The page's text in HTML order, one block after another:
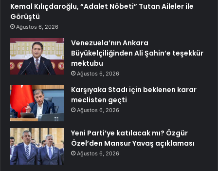
Kemal Kılıçdaroğlu, “Adalet Nöbeti” Tutan Aileler ile
Görüştü
Ağustos 6, 2026
Venezuela’nın Ankara
Büyükelçiliğinden Ali Şahin’e teşekkür
mektubu
Ağustos 6, 2026
Karşıyaka Stadı için beklenen karar
meclisten geçti
Ağustos 6, 2026
Yeni Parti’ye katılacak mı? Özgür
Özel’den Mansur Yavaş açıklaması
Ağustos 6, 2026